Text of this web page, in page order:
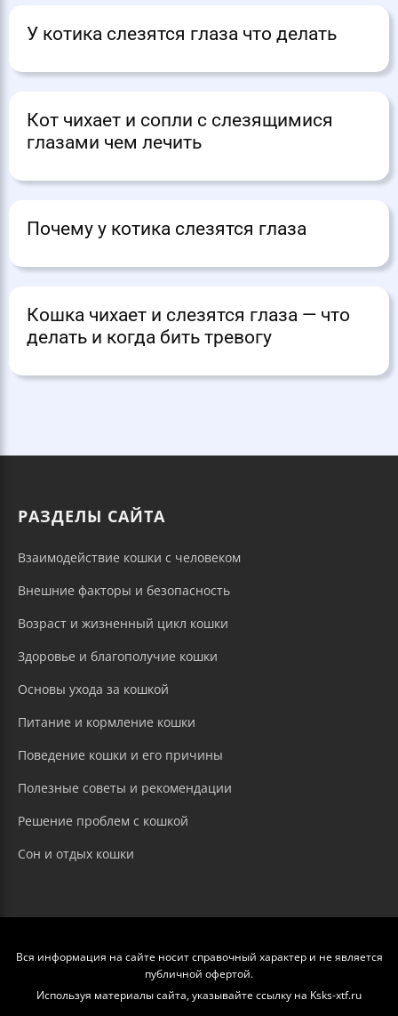
У котика слезятся глаза что делать
Кот чихает и сопли с слезящимися
глазами чем лечить
Почему у котика слезятся глаза
Кошка чихает и слезятся глаза — что
делать и когда бить тревогу
РАЗДЕЛЫ САЙТА
Взаимодействие кошки с человеком
Внешние факторы и безопасность
Возраст и жизненный цикл кошки
Здоровье и благополучие кошки
Основы ухода за кошкой
Питание и кормление кошки
Поведение кошки и его причины
Полезные советы и рекомендации
Решение проблем с кошкой
Сон и отдых кошки
Вся информация на сайте носит справочный характер и не является
публичной офертой.
Используя материалы сайта, указывайте ссылку на Ksks-xtf.ru